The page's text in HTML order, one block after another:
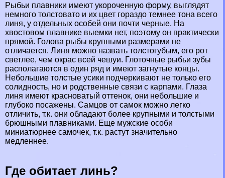
Рыбьи плавники имеют укороченную форму, выглядят
немного толстовато и их цвет гораздо темнее тона всего
линя, у отдельных особей они почти черные. На
хвостовом плавнике выемки нет, поэтому он пpaктически
прямой. Голова рыбы крупными размерами не
отличается. Линя можно назвать толстогубым, его рот
светлее, чем окрас всей чешуи. Глоточные рыбьи зубы
располагаются в один ряд и имеют загнутые концы.
Небольшие толстые усики подчеркивают не только его
солидность, но и родственные связи с карпами. Глаза
линя имеют красноватый оттенок, они небольшие и
глубоко посажены. Самцов от самок можно легко
отличить, т.к. они обладают более крупными и толстыми
брюшными плавниками. Еще мужские особи
миниатюрнее самочек, т.к. растут значительно
медленнее.
Где обитает линь?